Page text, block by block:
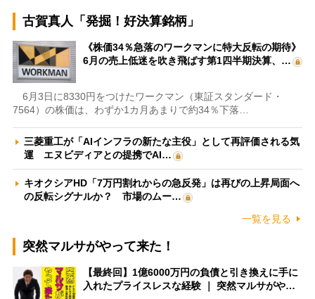
古賀真人「発掘！好決算銘柄」
《株価34％急落のワークマンに特大反転の期待》
6月の売上低迷を吹き飛ばす第1四半期決算、…
6月3日に8330円をつけたワークマン（東証スタンダード・
7564）の株価は、わずか1カ月あまりで約34％下落…
三菱重工が「AIインフラの新たな主役」として再評価される気
運 エヌビディアとの提携でAI…
キオクシアHD「7万円割れからの急反発」は再びの上昇局面へ
の反転シグナルか？ 市場のムー…
一覧を見る
突然マルサがやって来た！
【最終回】1億6000万円の負債と引き換えに手に
入れたプライスレスな経験 ｜ 突然マルサがや…